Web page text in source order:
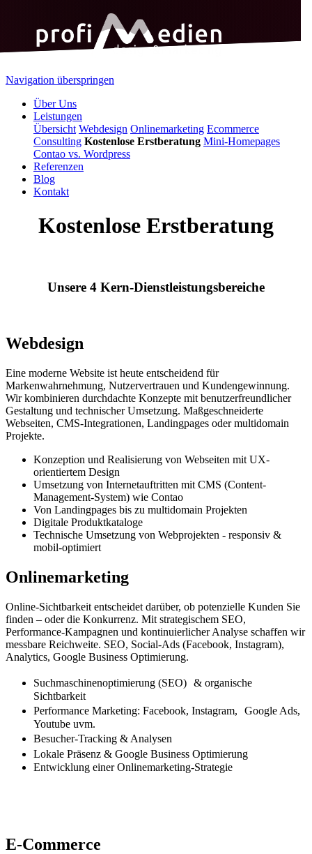
Navigation überspringen
Über Uns
Leistungen
Übersicht Webdesign Onlinemarketing Ecommerce
Consulting Kostenlose Erstberatung Mini-Homepages
Contao vs. Wordpress
Referenzen
Blog
Kontakt
Kostenlose Erstberatung
Unsere 4 Kern-Dienstleistungsbereiche
Webdesign
Eine moderne Website ist heute entscheidend für
Markenwahrnehmung, Nutzervertrauen und Kundengewinnung.
Wir kombinieren durchdachte Konzepte mit benutzerfreundlicher
Gestaltung und technischer Umsetzung. Maßgeschneiderte
Webseiten, CMS-Integrationen, Landingpages oder multidomain
Projekte.
Konzeption und Realisierung von Webseiten mit UX-
orientiertem Design
Umsetzung von Internetauftritten mit CMS (Content-
Management-System) wie Contao
Von Landingpages bis zu multidomain Projekten
Digitale Produktkataloge
Technische Umsetzung von Webprojekten - responsiv &
mobil-optimiert
Onlinemarketing
Online-Sichtbarkeit entscheidet darüber, ob potenzielle Kunden Sie
finden – oder die Konkurrenz. Mit strategischem SEO,
Performance-Kampagnen und kontinuierlicher Analyse schaffen wir
messbare Reichweite. SEO, Social-Ads (Facebook, Instagram),
Analytics, Google Business Optimierung.
Suchmaschinenoptimierung (SEO) & organische
Sichtbarkeit
Performance Marketing: Facebook, Instagram, Google Ads,
Youtube uvm.
Besucher-Tracking & Analysen
Lokale Präsenz & Google Business Optimierung
Entwicklung einer Onlinemarketing-Strategie
E-Commerce